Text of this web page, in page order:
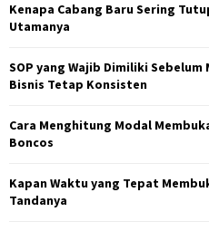
o
r
Kenapa Cabang Baru Sering
Utamanya
SOP yang Wajib Dimiliki
Bisnis Tetap Konsisten
Cara Menghitung Modal
Boncos
Kapan Waktu yang Tepat
Tandanya